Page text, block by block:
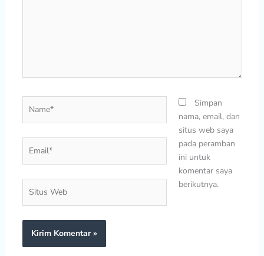
Web
Simpan
nama, email, dan
situs web saya
pada peramban
ini untuk
komentar saya
berikutnya.